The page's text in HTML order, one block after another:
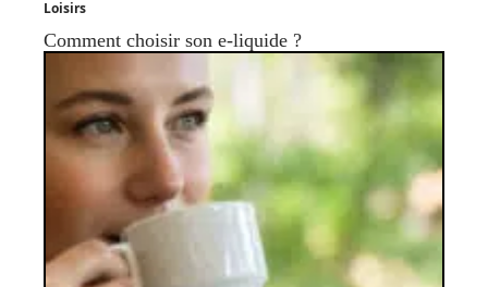
Loisirs
Comment choisir son e-liquide ?